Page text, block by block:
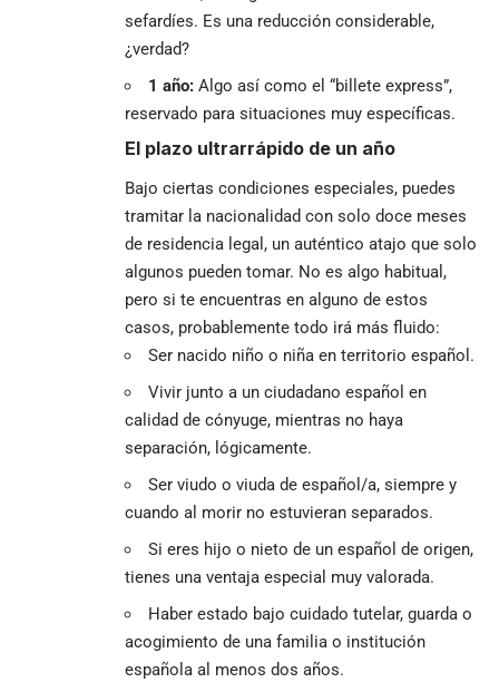
sefardíes. Es una reducción considerable,
¿verdad?
1 año: Algo así como el “billete express”,
reservado para situaciones muy específicas.
El plazo ultrarrápido de un año
Bajo ciertas condiciones especiales, puedes
tramitar la nacionalidad con solo doce meses
de residencia legal, un auténtico atajo que solo
algunos pueden tomar. No es algo habitual,
pero si te encuentras en alguno de estos
casos, probablemente todo irá más fluido:
Ser nacido niño o niña en territorio español.
Vivir junto a un ciudadano español en
calidad de cónyuge, mientras no haya
separación, lógicamente.
Ser viudo o viuda de español/a, siempre y
cuando al morir no estuvieran separados.
Si eres hijo o nieto de un español de origen,
tienes una ventaja especial muy valorada.
Haber estado bajo cuidado tutelar, guarda o
acogimiento de una familia o institución
española al menos dos años.